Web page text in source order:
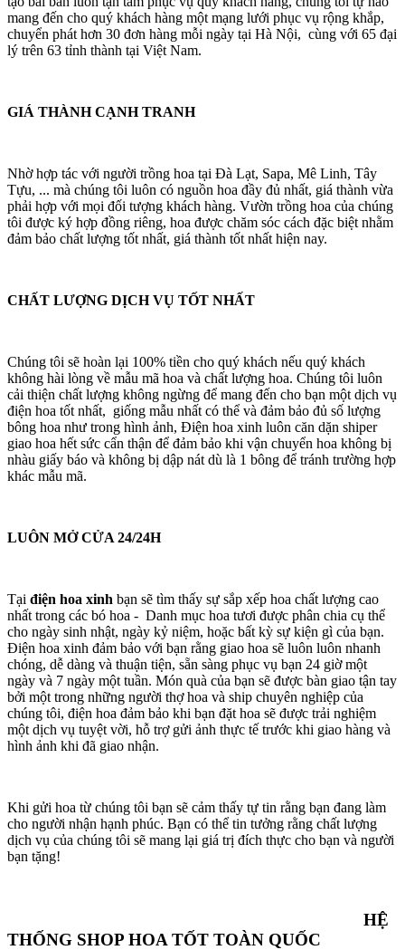
mang đến cho quý khách hàng một mạng lưới phục vụ rộng khắp,
chuyển phát hơn 30 đơn hàng mỗi ngày tại Hà Nội, cùng với 65 đại
lý trên 63 tỉnh thành tại Việt Nam.
GIÁ THÀNH CẠNH TRANH
Nhờ hợp tác với người trồng hoa tại Đà Lạt, Sapa, Mê Linh, Tây
Tựu, ... mà chúng tôi luôn có nguồn hoa đầy đủ nhất, giá thành vừa
phải hợp với mọi đối tượng khách hàng. Vườn trồng hoa của chúng
tôi được ký hợp đồng riêng, hoa được chăm sóc cách đặc biệt nhằm
đảm bảo chất lượng tốt nhất, giá thành tốt nhất hiện nay.
CHẤT LƯỢNG DỊCH VỤ TỐT NHẤT
Chúng tôi sẽ hoàn lại 100% tiền cho quý khách nếu quý khách
không hài lòng về mẫu mã hoa và chất lượng hoa. Chúng tôi luôn
cải thiện chất lượng không ngừng để mang đến cho bạn một dịch vụ
điện hoa tốt nhất, giống mẫu nhất có thể và đảm bảo đủ số lượng
bông hoa như trong hình ảnh, Điện hoa xinh luôn căn dặn shiper
giao hoa hết sức cẩn thận để đảm bảo khi vận chuyển hoa không bị
nhàu giấy báo và không bị dập nát dù là 1 bông để tránh trường hợp
khác mẫu mã.
LUÔN MỞ CỬA 24/24H
Tại điện hoa xinh bạn sẽ tìm thấy sự sắp xếp hoa chất lượng cao
nhất trong các bó hoa - Danh mục hoa tươi được phân chia cụ thể
cho ngày sinh nhật, ngày kỷ niệm, hoặc bất kỳ sự kiện gì của bạn.
Điện hoa xinh đảm bảo với bạn rằng giao hoa sẽ luôn luôn nhanh
chóng, dễ dàng và thuận tiện, sẵn sàng phục vụ bạn 24 giờ một
ngày và 7 ngày một tuần. Món quà của bạn sẽ được bàn giao tận tay
bởi một trong những người thợ hoa và ship chuyên nghiệp của
chúng tôi, điện hoa đảm bảo khi bạn đặt hoa sẽ được trải nghiệm
một dịch vụ tuyệt vời, hỗ trợ gửi ảnh thực tế trước khi giao hàng và
hình ảnh khi đã giao nhận.
Khi gửi hoa từ chúng tôi bạn sẽ cảm thấy tự tin rằng bạn đang làm
cho người nhận hạnh phúc. Bạn có thể tin tưởng rằng chất lượng
dịch vụ của chúng tôi sẽ mang lại giá trị đích thực cho bạn và người
bạn tặng!
HỆ
THỐNG SHOP HOA TỐT TOÀN QUỐC